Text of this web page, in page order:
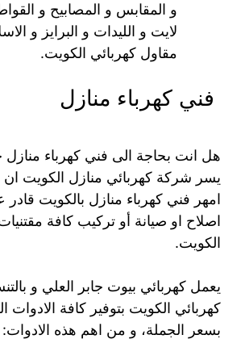
و المقابس و المصابيح و
لايت و الليدات و البرايز و
مقاول كهربائي الكويت.
فني كهرباء منازل
هل انت بحاجة الى فني كهرباء
يسر شركة كهربائي منازل الكويت ان
امهر فني كهرباء منازل بالكويت قادر
اصلاح او صيانة أو تركيب كافة
الكويت.
يعمل كهربائي بيوت جابر العلي و
كهربائي الكويت بتوفير كافة الادوات
بسعر الجملة، و من اهم هذه الادوات: